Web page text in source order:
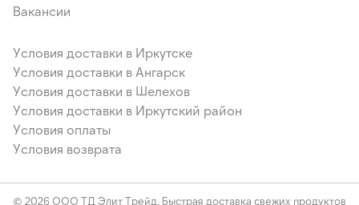
Вакансии
Условия доставки в Иркутске
Условия доставки в Ангарск
Условия доставки в Шелехов
Условия доставки в Иркутский район
Условия оплаты
Условия возврата
© 2026 ООО ТД Элит Трейд. Быстрая доставка свежих продуктов